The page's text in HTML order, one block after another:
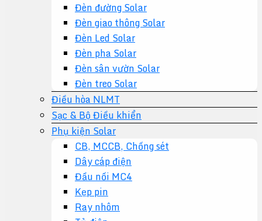
Đèn đường Solar
Đèn giao thông Solar
Đèn Led Solar
Đèn pha Solar
Đèn sân vườn Solar
Đèn treo Solar
Điều hòa NLMT
Sạc & Bộ Điều khiển
Phụ kiện Solar
CB, MCCB, Chống sét
Dây cáp điện
Đầu nối MC4
Kẹp pin
Ray nhôm